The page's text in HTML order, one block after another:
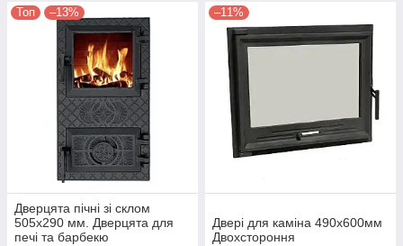
Топ –13%
Дверцята пічні зі склом
505х290 мм. Дверцята для
печі та барбекю
–11%
Двері для каміна 490x600мм
Двохстороння